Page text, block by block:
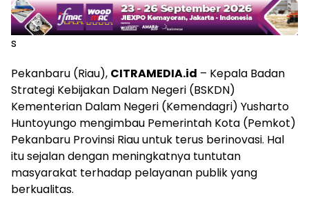
s
Pekanbaru (Riau), CITRAMEDIA.id – Kepala Badan
Strategi Kebijakan Dalam Negeri (BSKDN)
Kementerian Dalam Negeri (Kemendagri) Yusharto
Huntoyungo mengimbau Pemerintah Kota (Pemkot)
Pekanbaru Provinsi Riau untuk terus berinovasi. Hal
itu sejalan dengan meningkatnya tuntutan
masyarakat terhadap pelayanan publik yang
berkualitas.